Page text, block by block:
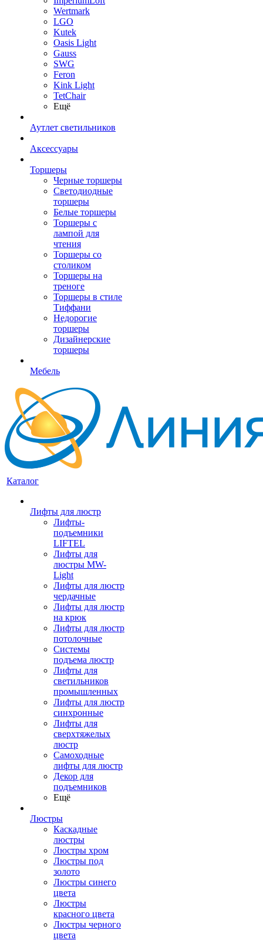
Wertmark
LGO
Kutek
Oasis Light
Gauss
SWG
Feron
Kink Light
TetСhair
Ещё
Аутлет светильников
Аксессуары
Торшеры
Черные торшеры
Светодиодные
торшеры
Белые торшеры
Торшеры с
лампой для
чтения
Торшеры со
столиком
Торшеры на
треноге
Торшеры в стиле
Тиффани
Недорогие
торшеры
Дизайнерские
торшеры
Мебель
Каталог
Лифты для люстр
Лифты-
подъемники
LIFTEL
Лифты для
люстры MW-
Light
Лифты для люстр
чердачные
Лифты для люстр
на крюк
Лифты для люстр
потолочные
Системы
подъема люстр
Лифты для
светильников
промышленных
Лифты для люстр
синхронные
Лифты для
сверхтяжелых
люстр
Самоходные
лифты для люстр
Декор для
подъемников
Ещё
Люстры
Каскадные
люстры
Люстры хром
Люстры под
золото
Люстры синего
цвета
Люстры
красного цвета
Люстры черного
цвета